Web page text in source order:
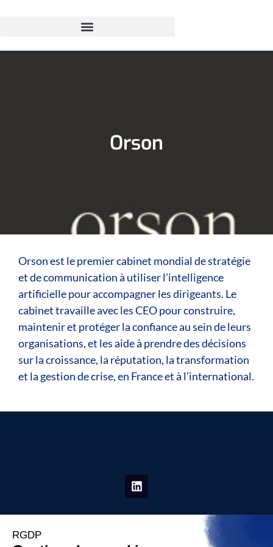
Orson
Orson est le premier cabinet mondial de stratégie
et de communication à utiliser l’intelligence
artificielle pour accompagner les dirigeants. Le
cabinet travaille avec les CEO pour construire,
maintenir et protéger la confiance au sein de leurs
organisations, et les aide à prendre des décisions
sur la croissance, la réputation, la transformation
et la gestion de crise, en France et à l’international.
La Place Stratégique